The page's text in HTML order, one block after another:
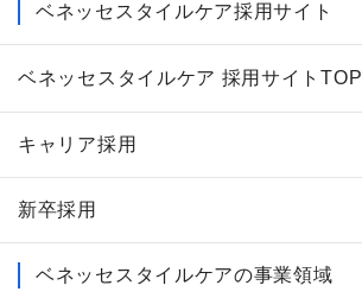
ベネッセスタイルケア採用サイト
ベネッセスタイルケア 採用サイトTOP
キャリア採用
新卒採用
ベネッセスタイルケアの事業領域